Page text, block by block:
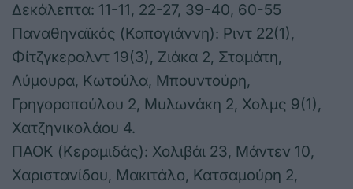
Δεκάλεπτα: 11-11, 22-27, 39-40, 60-55
Παναθηναϊκός (Καπογιάννη): Ριντ 22(1),
Φίτζγκεραλντ 19(3), Ζιάκα 2, Σταμάτη,
Λύμουρα, Κωτούλα, Μπουντούρη,
Γρηγοροπούλου 2, Μυλωνάκη 2, Χολμς 9(1),
Χατζηνικολάου 4.
ΠΑΟΚ (Κεραμιδάς): Χολιβάι 23, Μάντεν 10,
Χαριστανίδου, Μακιτάλο, Κατσαμούρη 2,